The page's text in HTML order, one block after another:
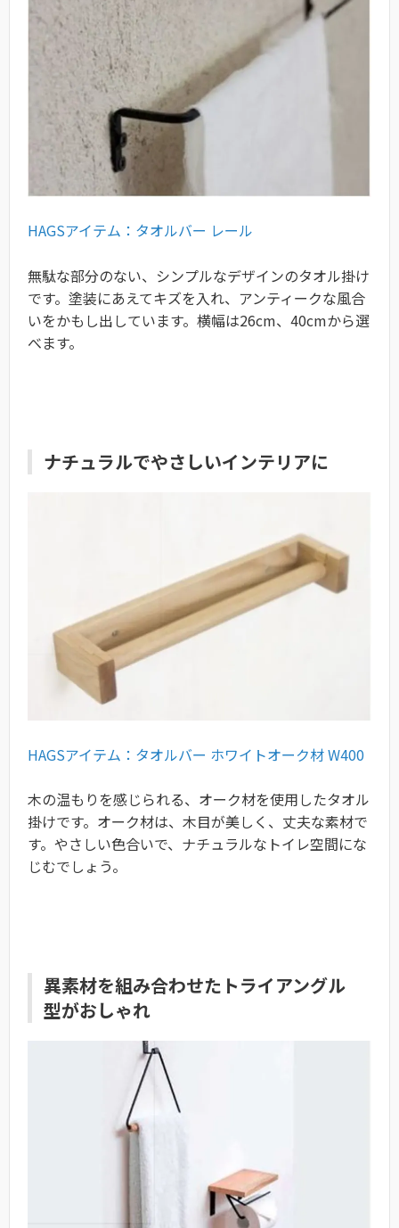
HAGSアイテム：タオルバー レール
無駄な部分のない、シンプルなデザインのタオル掛け
です。塗装にあえてキズを入れ、アンティークな風合
いをかもし出しています。横幅は26cm、40cmから選
べます。
ナチュラルでやさしいインテリアに
HAGSアイテム：タオルバー ホワイトオーク材 W400
木の温もりを感じられる、オーク材を使用したタオル
掛けです。オーク材は、木目が美しく、丈夫な素材で
す。やさしい色合いで、ナチュラルなトイレ空間にな
じむでしょう。
異素材を組み合わせたトライアングル
型がおしゃれ